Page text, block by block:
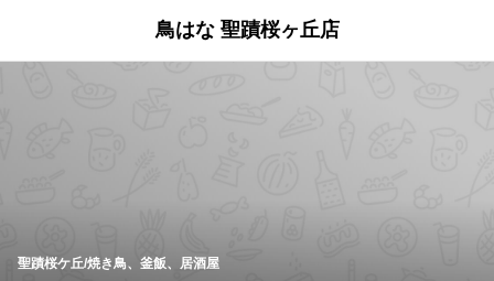
鳥はな 聖蹟桜ヶ丘店
聖蹟桜ケ丘/焼き鳥、釜飯、居酒屋